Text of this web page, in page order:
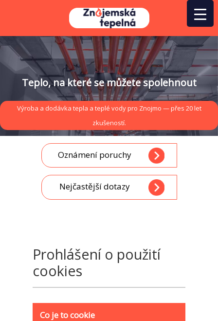
obsah
Teplo, na které se můžete spolehnout
Výroba a dodávka tepla a teplé vody pro Znojmo — přes 20 let
zkušeností.
Oznámení poruchy
Nejčastější dotazy
Prohlášení o použití
cookies
Co je to cookie